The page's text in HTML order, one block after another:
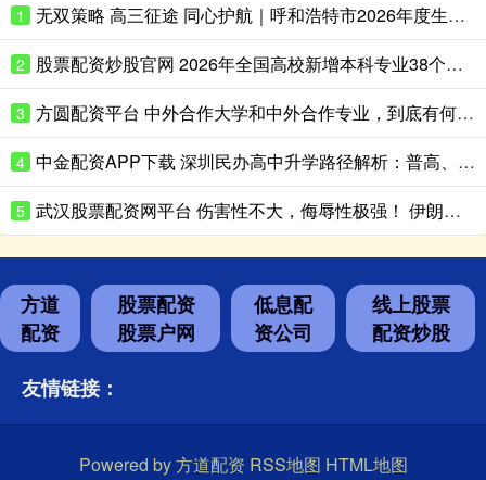
1 无双策略 高三征途 同心护航｜呼和浩特市2026年度生涯规划季正式启动！首场赋能讲座走进呼市二中
2 股票配资炒股官网 2026年全国高校新增本科专业38个，高考志愿怎么填？
3 方圆配资平台 中外合作大学和中外合作专业，到底有何不同？
4 中金配资APP下载 深圳民办高中升学路径解析：普高、艺考、国际方向怎么选？
5 武汉股票配资网平台 伤害性不大，侮辱性极强！ 伊朗革命卫队：第82 空降师和第1装甲师，
方道
配资
股票配资
股票户网
低息配
资公司
线上股票
配资炒股
友情链接：
Powered by方道配资 RSS地图 HTML地图